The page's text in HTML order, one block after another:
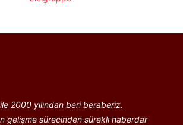
2000 yılından beri beraberiz.
gelişme sürecinden sürekli haberdar